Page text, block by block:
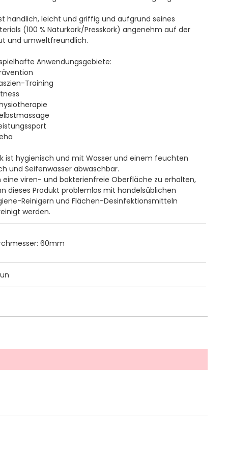
handlich, leicht und griffig und aufgrund seines
(100 % Naturkork/Presskork) angenehm auf der
und umweltfreundlich.
Anwendungsgebiete:
Training
ist hygienisch und mit Wasser und einem feuchten
und Seifenwasser abwaschbar.
eine viren- und bakterienfreie Oberfläche zu erhalten,
dieses Produkt problemlos mit handelsüblichen
Reinigern und Flächen-Desinfektionsmitteln
werden.
60mm